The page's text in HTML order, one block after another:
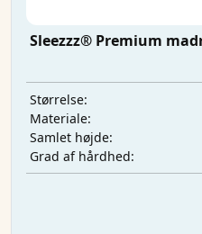
Sleezzz® Premium
Størrelse:
Materiale:
Samlet højde:
Grad af hårdhed: